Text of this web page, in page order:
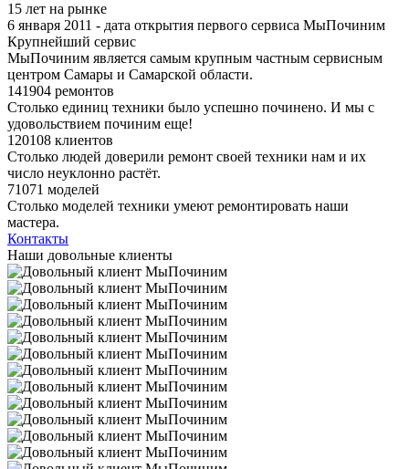
15 лет на рынке
6 января 2011 - дата открытия первого сервиса МыПочиним
Крупнейший сервис
МыПочиним является самым крупным частным сервисным
центром Самары и Самарской области.
141904 ремонтов
Столько единиц техники было успешно починено. И мы с
удовольствием починим еще!
120108 клиентов
Столько людей доверили ремонт своей техники нам и их
число неуклонно растёт.
71071 моделей
Столько моделей техники умеют ремонтировать наши
мастера.
Контакты
Наши довольные клиенты